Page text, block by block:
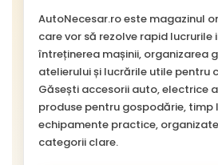
AutoNecesar.ro este magazinul
care vor să rezolve rapid
întreținerea mașinii, organizarea
atelierului și lucrările utile pentru
Găsești accesorii auto, electrice
produse pentru gospodărie, timp
echipamente practice,
categorii clare.